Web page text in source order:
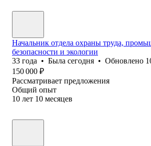
Начальник отдела охраны труда,
безопасности и экологии
33 года • Была сегодня • Обновлено
150 000 ₽
Рассматривает предложения
Общий опыт
10 лет 10 месяцев